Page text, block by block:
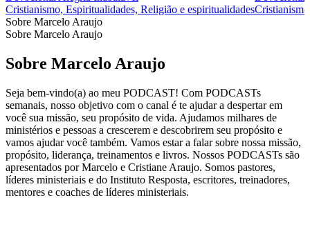
Cristianismo, Espiritualidades, Religião e espiritualidades
Sobre Marcelo Araujo
Sobre Marcelo Araujo
Sobre Marcelo Araujo
Seja bem-vindo(a) ao meu PODCAST! Com PODCASTs
semanais, nosso objetivo com o canal é te ajudar a despertar em
você sua missão, seu propósito de vida. Ajudamos milhares de
ministérios e pessoas a crescerem e descobrirem seu propósito e
vamos ajudar você também. Vamos estar a falar sobre nossa missão,
propósito, liderança, treinamentos e livros. Nossos PODCASTs são
apresentados por Marcelo e Cristiane Araujo. Somos pastores,
líderes ministeriais e do Instituto Resposta, escritores, treinadores,
mentores e coaches de líderes ministeriais.